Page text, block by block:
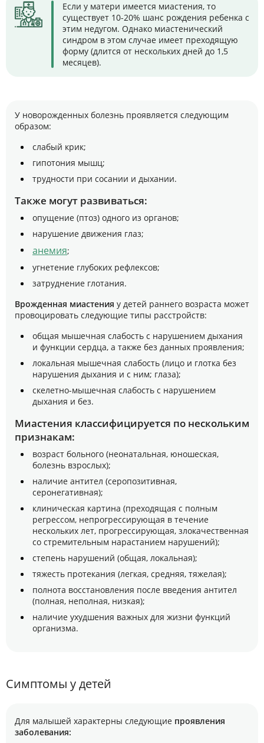
Если у матери имеется миастения, то
существует 10-20% шанс рождения ребенка с
этим недугом. Однако миастенический
синдром в этом случае имеет преходящую
форму (длится от нескольких дней до 1,5
месяцев).
У новорожденных болезнь проявляется следующим
образом:
слабый крик;
гипотония мышц;
трудности при сосании и дыхании.
Также могут развиваться:
опущение (птоз) одного из органов;
нарушение движения глаз;
анемия;
угнетение глубоких рефлексов;
затруднение глотания.
Врожденная миастения у детей раннего возраста может
провоцировать следующие типы расстройств:
общая мышечная слабость с нарушением дыхания
и функции сердца, а также без данных проявления;
локальная мышечная слабость (лицо и глотка без
нарушения дыхания и с ним; глаза);
скелетно-мышечная слабость с нарушением
дыхания и без.
Миастения классифицируется по нескольким
признакам:
возраст больного (неонатальная, юношеская,
болезнь взрослых);
наличие антител (серопозитивная,
серонегативная);
клиническая картина (преходящая с полным
регрессом, непрогрессирующая в течение
нескольких лет, прогрессирующая, злокачественная
со стремительным нарастанием нарушений);
степень нарушений (общая, локальная);
тяжесть протекания (легкая, средняя, тяжелая);
полнота восстановления после введения антител
(полная, неполная, низкая);
наличие ухудшения важных для жизни функций
организма.
Симптомы у детей
Для малышей характерны следующие проявления
заболевания: